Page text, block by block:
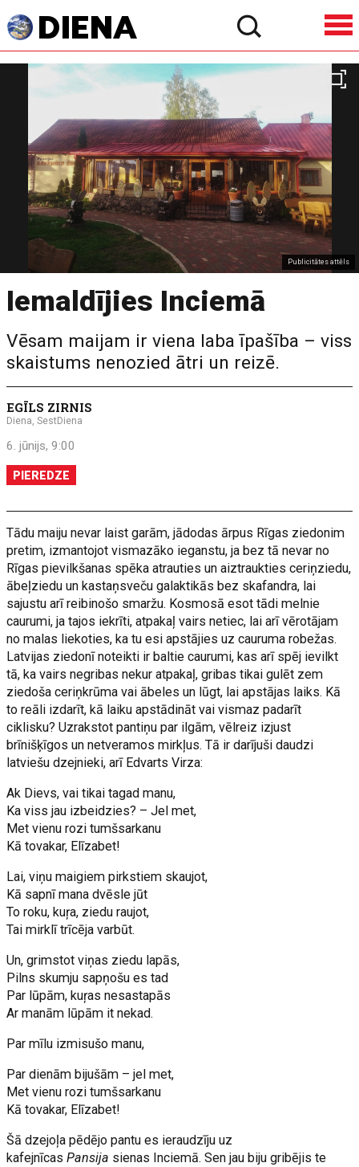
Publicitātes attēls
Iemaldījies Inciemā
Vēsam maijam ir viena laba īpašība – viss
skaistums nenozied ātri un reizē.
EGĪLS ZIRNIS
Diena, SestDiena
6. jūnijs, 9:00
PIEREDZE
Tādu maiju nevar laist garām, jādodas ārpus Rīgas ziedonim
pretim, izmantojot vismazāko ieganstu, ja bez tā nevar no
Rīgas pievilkšanas spēka atrauties un aiztraukties ceriņziedu,
ābeļziedu un kastaņsveču galaktikās bez skafandra, lai
sajustu arī reibinošo smaržu. Kosmosā esot tādi melnie
caurumi, ja tajos iekrīti, atpakaļ vairs netiec, lai arī vērotājam
no malas liekoties, ka tu esi apstājies uz cauruma robežas.
Latvijas ziedonī noteikti ir baltie caurumi, kas arī spēj ievilkt
tā, ka vairs negribas nekur atpakaļ, gribas tikai gulēt zem
ziedoša ceriņkrūma vai ābeles un lūgt, lai apstājas laiks. Kā
to reāli izdarīt, kā laiku apstādināt vai vismaz padarīt
ciklisku? Uzrakstot pantiņu par ilgām, vēlreiz izjust
brīnišķīgos un netveramos mirkļus. Tā ir darījuši daudzi
latviešu dzejnieki, arī Edvarts Virza:
Ak Dievs, vai tikai tagad manu,
Ka viss jau izbeidzies? – Jel met,
Met vienu rozi tumšsarkanu
Kā tovakar, Elīzabet!
Lai, viņu maigiem pirkstiem skaujot,
Kā sapnī mana dvēsle jūt
To roku, kuŗa, ziedu raujot,
Tai mirklī trīcēja varbūt.
Un, grimstot viņas ziedu lapās,
Pilns skumju sapņošu es tad
Par lūpām, kuŗas nesastapās
Ar manām lūpām it nekad.
Par mīlu izmisušo manu,
Par dienām bijušām – jel met,
Met vienu rozi tumšsarkanu
Kā tovakar, Elīzabet!
Šā dzejoļa pēdējo pantu es ieraudzīju uz
kafejnīcasPansija sienas Inciemā. Sen jau biju gribējis te